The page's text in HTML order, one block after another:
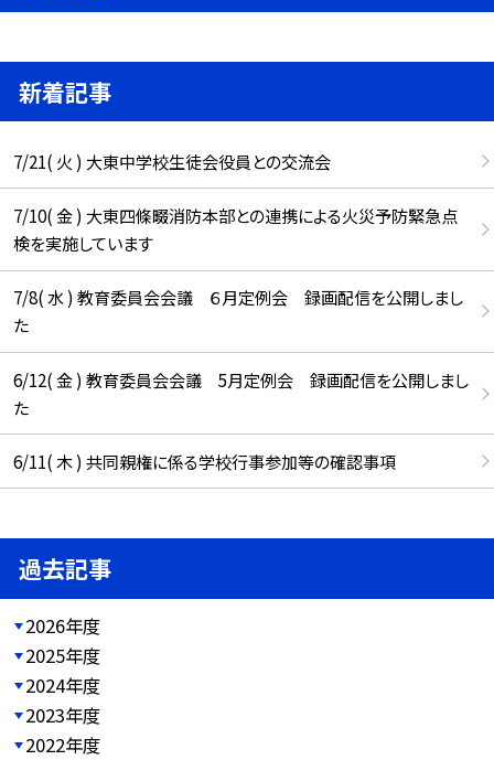
新着記事
7/21( 火 ) 大東中学校生徒会役員との交流会
7/10( 金 ) 大東四條畷消防本部との連携による火災予防緊急点
検を実施しています
7/8( 水 ) 教育委員会会議 ６月定例会 録画配信を公開しまし
た
6/12( 金 ) 教育委員会会議 5月定例会 録画配信を公開しまし
た
6/11( 木 ) 共同親権に係る学校行事参加等の確認事項
過去記事
2026年度
2025年度
2024年度
2023年度
2022年度